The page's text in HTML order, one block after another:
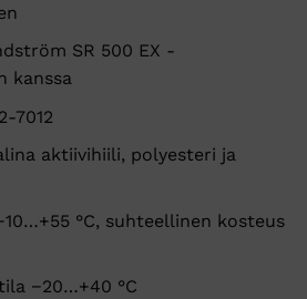
SR 500 EX -
kanssa
7012
aktiivihiili, polyesteri ja
°C, suhteellinen kosteus
−20…+40 °C